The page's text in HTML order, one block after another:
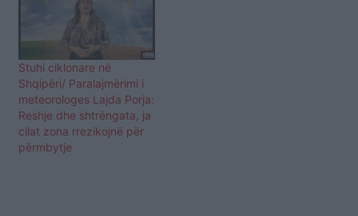
Stuhi ciklonare në
Shqipëri/ Paralajmërimi i
meteorologes Lajda Porja:
Reshje dhe shtrëngata, ja
cilat zona rrezikojnë për
përmbytje